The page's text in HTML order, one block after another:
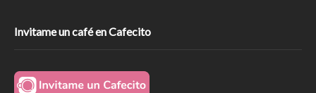
Invitame un café en Cafecito